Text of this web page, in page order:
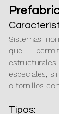
Sistemas
que
especiales,
o tornillos
Tipos: